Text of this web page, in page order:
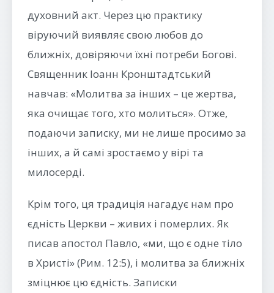
духовний акт. Через цю практику
віруючий виявляє свою любов до
ближніх, довіряючи їхні потреби Богові.
Священник Іоанн Кронштадтський
навчав: «Молитва за інших – це жертва,
яка очищає того, хто молиться». Отже,
подаючи записку, ми не лише просимо за
інших, а й самі зростаємо у вірі та
милосерді.
Крім того, ця традиція нагадує нам про
єдність Церкви – живих і померлих. Як
писав апостол Павло, «ми, що є одне тіло
в Христі» (Рим. 12:5), і молитва за ближніх
зміцнює цю єдність. Записки